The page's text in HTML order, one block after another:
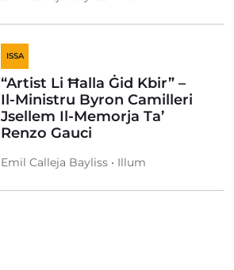
ISSA
“Artist Li Ħalla Ġid Kbir” –
Il-Ministru Byron Camilleri
Jsellem Il-Memorja Ta’
Renzo Gauci
Emil Calleja Bayliss • Illum